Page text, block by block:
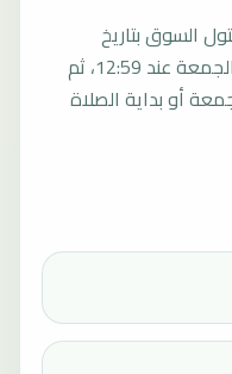
السوق بتاريخ
الجمعة، ١٤ أغسطس ٢٠٢٦ يبدأ بأذان الجمعة عند 12:59، ثم
ثم إقامة الجمعة أو بداية الصلاة